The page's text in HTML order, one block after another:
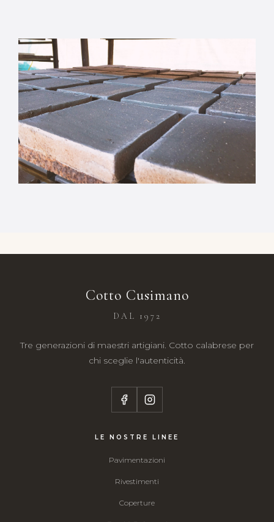
Cotto Cusimano
DAL 1972
Tre generazioni di maestri artigiani. Cotto calabrese per
chi sceglie l'autenticità.
LE NOSTRE LINEE
Pavimentazioni
Rivestimenti
Coperture